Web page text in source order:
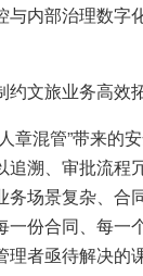
与内部治理数字
约文旅业务高效
章混管”带来的
追溯、审批流程
务场景复杂、合
一份合同、每一
者亟待解决的课